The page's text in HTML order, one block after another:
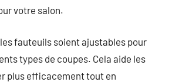
votre salon.
fauteuils soient ajustables pour
types de coupes. Cela aide les
plus efficacement tout en